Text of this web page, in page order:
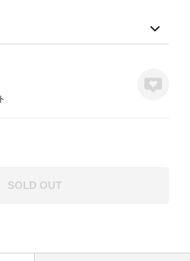
SOLD OUT